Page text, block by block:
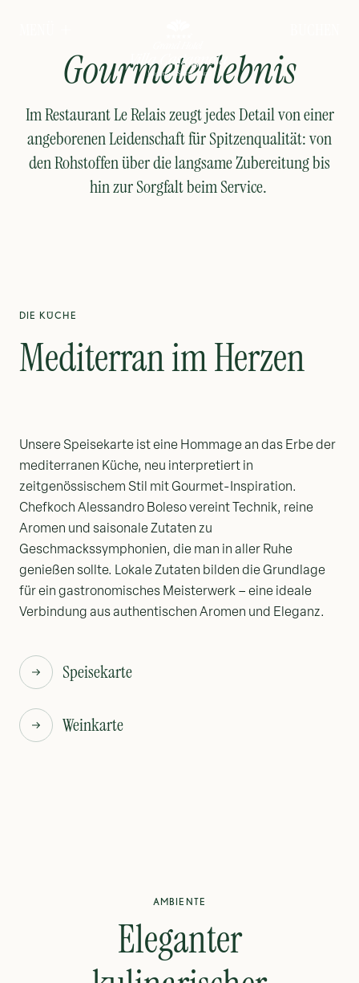
Gourmeterlebnis
Im Restaurant Le Relais zeugt jedes Detail von einer
angeborenen Leidenschaft für Spitzenqualität: von
den Rohstoffen über die langsame Zubereitung bis
hin zur Sorgfalt beim Service.
DIE KÜCHE
Mediterran im Herzen
Unsere Speisekarte ist eine Hommage an das Erbe der
mediterranen Küche, neu interpretiert in
zeitgenössischem Stil mit Gourmet-Inspiration.
Chefkoch Alessandro Boleso vereint Technik, reine
Aromen und saisonale Zutaten zu
Geschmackssymphonien, die man in aller Ruhe
genießen sollte. Lokale Zutaten bilden die Grundlage
für ein gastronomisches Meisterwerk – eine ideale
Verbindung aus authentischen Aromen und Eleganz.
Speisekarte
Weinkarte
AMBIENTE
Eleganter